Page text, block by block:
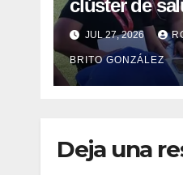
clúster de
mapa de
integrales
la
JUL 27, 2026
BRITO GONZÁLEZ
Deja una